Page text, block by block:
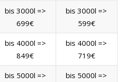
bis 3000l =>
699€
bis 3000l =>
599€
bis 4000l =>
849€
bis 4000l =>
719€
bis 5000l =>
bis 5000l =>